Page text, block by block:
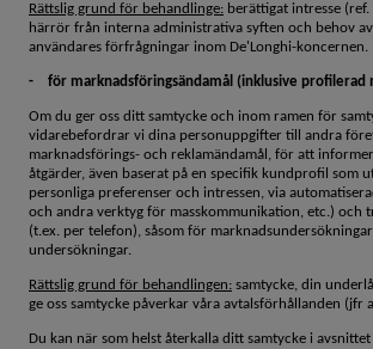
Rättslig grund för behandlinge: berättigat intresse
härrör från interna administrativa syften och behov
användares förfrågningar inom De'Longhi-koncernen.
- för marknadsföringsändamål (inklusive profilerad
Om du ger oss ditt samtycke och inom ramen för
vidarebefordrar vi dina personuppgifter till andra
marknadsförings- och reklamändamål, för att
åtgärder, även baserat på en specifik kundprofil som
personliga preferenser och intressen, via
och andra verktyg för masskommunikation, etc.) och
(t.ex. per telefon), såsom för
undersökningar.
Rättslig grund för behandlingen: samtycke, din
ge oss samtycke påverkar våra avtalsförhållanden (jfr
Du kan när som helst återkalla ditt samtycke i